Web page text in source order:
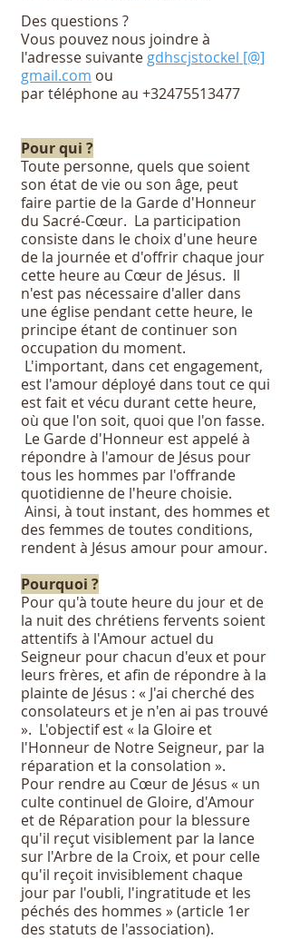
Des questions ?
Vous pouvez nous joindre à
l'adresse suivante gdhscjstockel [@]
gmail.com ou
par téléphone au +32475513477
Pour qui ?
Toute personne, quels que soient
son état de vie ou son âge, peut
faire partie de la Garde d'Honneur
du Sacré-Cœur. La participation
consiste dans le choix d'une heure
de la journée et d'offrir chaque jour
cette heure au Cœur de Jésus. Il
n'est pas nécessaire d'aller dans
une église pendant cette heure, le
principe étant de continuer son
occupation du moment.
L'important, dans cet engagement,
est l'amour déployé dans tout ce qui
est fait et vécu durant cette heure,
où que l'on soit, quoi que l'on fasse.
Le Garde d'Honneur est appelé à
répondre à l'amour de Jésus pour
tous les hommes par l'offrande
quotidienne de l'heure choisie.
Ainsi, à tout instant, des hommes et
des femmes de toutes conditions,
rendent à Jésus amour pour amour.
Pourquoi ?
Pour qu'à toute heure du jour et de
la nuit des chrétiens fervents soient
attentifs à l'Amour actuel du
Seigneur pour chacun d'eux et pour
leurs frères, et afin de répondre à la
plainte de Jésus : « J'ai cherché des
consolateurs et je n'en ai pas trouvé
». L'objectif est « la Gloire et
l'Honneur de Notre Seigneur, par la
réparation et la consolation ».
Pour rendre au Cœur de Jésus « un
culte continuel de Gloire, d'Amour
et de Réparation pour la blessure
qu'il reçut visiblement par la lance
sur l'Arbre de la Croix, et pour celle
qu'il reçoit invisiblement chaque
jour par l'oubli, l'ingratitude et les
péchés des hommes » (article 1er
des statuts de l'association).